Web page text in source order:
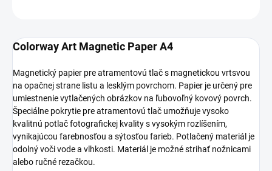
Colorway Art Magnetic Paper A4
Magnetický papier pre atramentovú tlač s magnetickou vrtsvou
na opačnej strane listu a lesklým povrchom. Papier je určený pre
umiestnenie vytlačených obrázkov na ľubovoľný kovový povrch.
Špeciálne pokrytie pre atramentovú tlač umožňuje vysoko
kvalitnú potlač fotografickej kvality s vysokým rozlíšením,
vynikajúcou farebnosťou a sýtosťou farieb. Potlačený materiál je
odolný voči vode a vlhkosti. Materiál je možné strihať nožnicami
alebo ručné rezačkou.